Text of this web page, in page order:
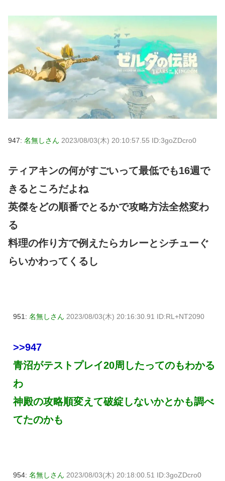
947: 名無しさん 2023/08/03(木) 20:10:57.55 ID:3goZDcro0
ティアキンの何がすごいって最低でも16週で
きるところだよね
英傑をどの順番でとるかで攻略方法全然変わ
る
料理の作り方で例えたらカレーとシチューぐ
らいかわってくるし
951: 名無しさん 2023/08/03(木) 20:16:30.91 ID:RL+NT2090
>>947
青沼がテストプレイ20周したってのもわかる
わ
神殿の攻略順変えて破綻しないかとかも調べ
てたのかも
954: 名無しさん 2023/08/03(木) 20:18:00.51 ID:3goZDcro0